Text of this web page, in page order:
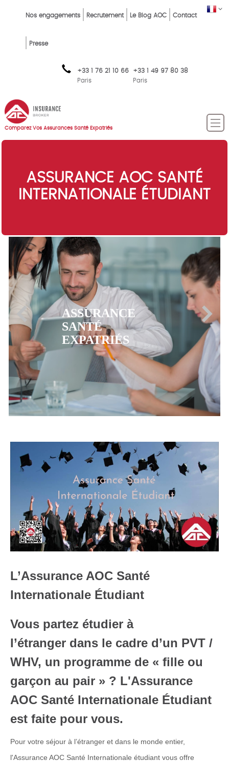
FR
Top
FR
Nos engagements Recrutement Le Blog AOC Contact
Presse
+33 1 76 21 10 66
Paris
+33 1 49 97 80 38
Paris
Comparez Vos Assurances Santé Expatriés
ASSURANCE AOC SANTÉ
INTERNATIONALE ÉTUDIANT
ASSURANCE
MUTUELLE CFE
L’Assurance AOC Santé
Internationale Étudiant
Vous partez étudier à
l’étranger dans le cadre d’un PVT /
WHV, un programme de « fille ou
garçon au pair » ? L'Assurance
AOC Santé Internationale Étudiant
est faite pour vous.
Pour votre séjour à l’étranger et dans le monde entier,
l'Assurance AOC Santé Internationale étudiant vous offre